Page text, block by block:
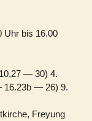
Uhr bis 16.00
— 30) 4.
16.23b — 26) 9.
Freyung